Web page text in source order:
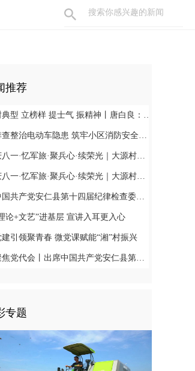
推荐
型 立榜样 提士气 振精神丨唐白良：三十载丹心映党徽 一腔热血暖万家
整治电动车隐患 筑牢小区消防安全防线
一·忆军旅·聚兵心·续荣光｜大源村退役军人共话初心
一·忆军旅·聚兵心·续荣光｜大源村退役军人共话初心
共产党安仁县第十四届纪律检查委员会召开第一次全体会议
论+文艺”进基层 宣讲入耳更入心
建引领聚青春 微党课赋能“湘”村振兴
党代会丨出席中国共产党安仁县第十四次代表大会的党代表们陆续报到
专题